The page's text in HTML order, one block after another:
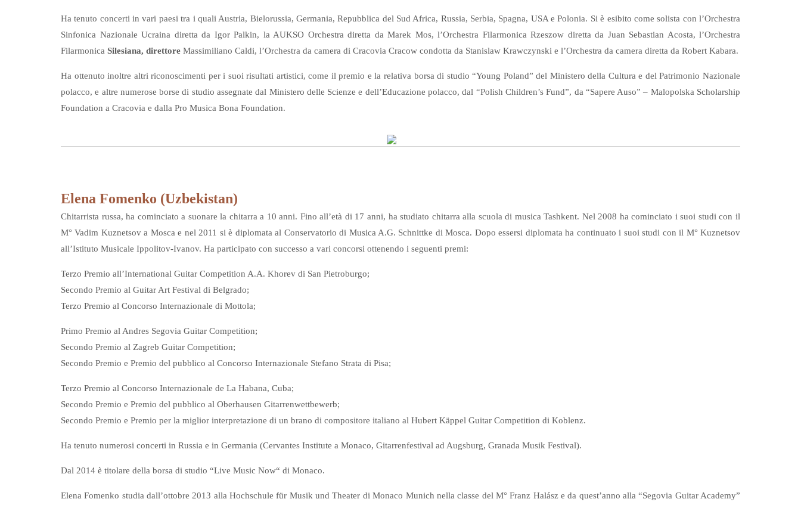
Ha tenuto concerti in vari paesi tra i quali Austria, Bielorussia, Germania, Repubblica del Sud Africa, Russia, Serbia, Spagna, USA e Polonia. Si è esibito come solista con l’Orchestra
Sinfonica Nazionale Ucraina diretta da Igor Palkin, la AUKSO Orchestra diretta da Marek Mos, l’Orchestra Filarmonica Rzeszow diretta da Juan Sebastian Acosta, l’Orchestra
Filarmonica Silesiana, direttore Massimiliano Caldi, l’Orchestra da camera di Cracovia Cracow condotta da Stanislaw Krawczynski e l’Orchestra da camera diretta da Robert Kabara.
Ha ottenuto inoltre altri riconoscimenti per i suoi risultati artistici, come il premio e la relativa borsa di studio “Young Poland” del Ministero della Cultura e del Patrimonio Nazionale
polacco, e altre numerose borse di studio assegnate dal Ministero delle Scienze e dell’Educazione polacco, dal “Polish Children’s Fund”, da “Sapere Auso” – Malopolska Scholarship
Foundation a Cracovia e dalla Pro Musica Bona Foundation.
Elena Fomenko (Uzbekistan)
Chitarrista russa, ha cominciato a suonare la chitarra a 10 anni. Fino all’età di 17 anni, ha studiato chitarra alla scuola di musica Tashkent. Nel 2008 ha cominciato i suoi studi con il
M° Vadim Kuznetsov a Mosca e nel 2011 si è diplomata al Conservatorio di Musica A.G. Schnittke di Mosca. Dopo essersi diplomata ha continuato i suoi studi con il M° Kuznetsov
all’Istituto Musicale Ippolitov-Ivanov. Ha participato con successo a vari concorsi ottenendo i seguenti premi:
Terzo Premio all’International Guitar Competition A.A. Khorev di San Pietroburgo;
Secondo Premio al Guitar Art Festival di Belgrado;
Terzo Premio al Concorso Internazionale di Mottola;
Primo Premio al Andres Segovia Guitar Competition;
Secondo Premio al Zagreb Guitar Competition;
Secondo Premio e Premio del pubblico al Concorso Internazionale Stefano Strata di Pisa;
Terzo Premio al Concorso Internazionale de La Habana, Cuba;
Secondo Premio e Premio del pubblico al Oberhausen Gitarrenwettbewerb;
Secondo Premio e Premio per la miglior interpretazione di un brano di compositore italiano al Hubert Käppel Guitar Competition di Koblenz.
Ha tenuto numerosi concerti in Russia e in Germania (Cervantes Institute a Monaco, Gitarrenfestival ad Augsburg, Granada Musik Festival).
Dal 2014 è titolare della borsa di studio “Live Music Now“ di Monaco.
Elena Fomenko studia dall’ottobre 2013 alla Hochschule für Musik und Theater di Monaco Munich nella classe del M° Franz Halász e da quest’anno alla “Segovia Guitar Academy”